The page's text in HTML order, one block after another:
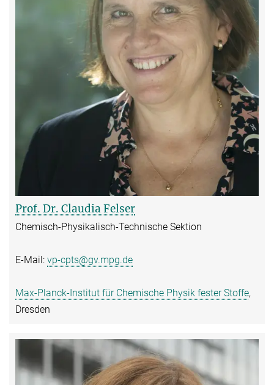
Prof. Dr. Claudia Felser
Chemisch-Physikalisch-Technische Sektion
E-Mail: vp-cpts@gv.mpg.de
Max-Planck-Institut für Chemische Physik fester Stoffe,
Dresden